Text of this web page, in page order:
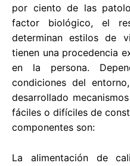
por ciento de las
factor biológico, el
determinan estilos de
tienen una procedencia
en la persona.
condiciones del
desarrollado
fáciles o difíciles de
componentes son:
La alimentación de